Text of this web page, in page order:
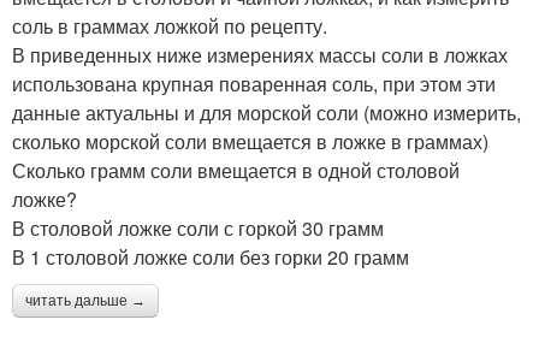
соль в граммах ложкой по рецепту.
В приведенных ниже измерениях массы соли в ложках
использована крупная поваренная соль, при этом эти
данные актуальны и для морской соли (можно измерить,
сколько морской соли вмещается в ложке в граммах)
Сколько грамм соли вмещается в одной столовой
ложке?
В столовой ложке соли с горкой 30 грамм
В 1 столовой ложке соли без горки 20 грамм
читать дальше →